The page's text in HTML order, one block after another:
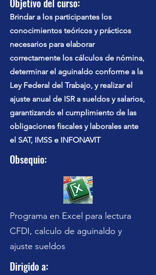
Objetivo del curso:
Brindar a los participantes los
conocimientos teóricos y prácticos
necesarios para elaborar
correctamente los cálculos de nómina,
determinar el aguinaldo conforme a la
Ley Federal del Trabajo, y realizar el
ajuste anual de ISR a sueldos y salarios,
garantizando el cumplimiento de las
obligaciones fiscales y laborales ante
el SAT, IMSS e INFONAVIT
Obsequio:
Programa en Excel para lectura
CFDI, calculo de aguinaldo y
ajuste sueldos
Dirigido a: